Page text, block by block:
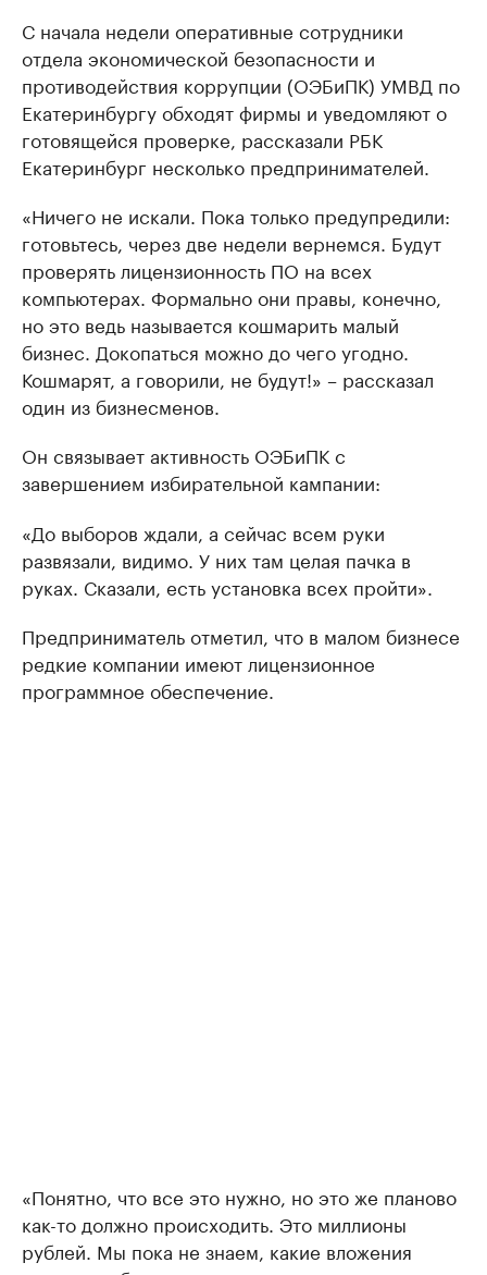
С начала недели оперативные сотрудники
отдела экономической безопасности и
противодействия коррупции (ОЭБиПК) УМВД по
Екатеринбургу обходят фирмы и уведомляют о
готовящейся проверке, рассказали РБК
Екатеринбург несколько предпринимателей.
«Ничего не искали. Пока только предупредили:
готовьтесь, через две недели вернемся. Будут
проверять лицензионность ПО на всех
компьютерах. Формально они правы, конечно,
но это ведь называется кошмарить малый
бизнес. Докопаться можно до чего угодно.
Кошмарят, а говорили, не будут!» – рассказал
один из бизнесменов.
Он связывает активность ОЭБиПК с
завершением избирательной кампании:
«До выборов ждали, а сейчас всем руки
развязали, видимо. У них там целая пачка в
руках. Сказали, есть установка всех пройти».
Предприниматель отметил, что в малом бизнесе
редкие компании имеют лицензионное
программное обеспечение.
«Понятно, что все это нужно, но это же планово
как-то должно происходить. Это миллионы
рублей. Мы пока не знаем, какие вложения